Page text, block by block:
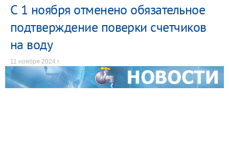
С 1 ноября отменено обязательное
подтверждение поверки счетчиков
на воду
11 ноября 2024 г.